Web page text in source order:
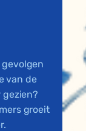
van de
groeit